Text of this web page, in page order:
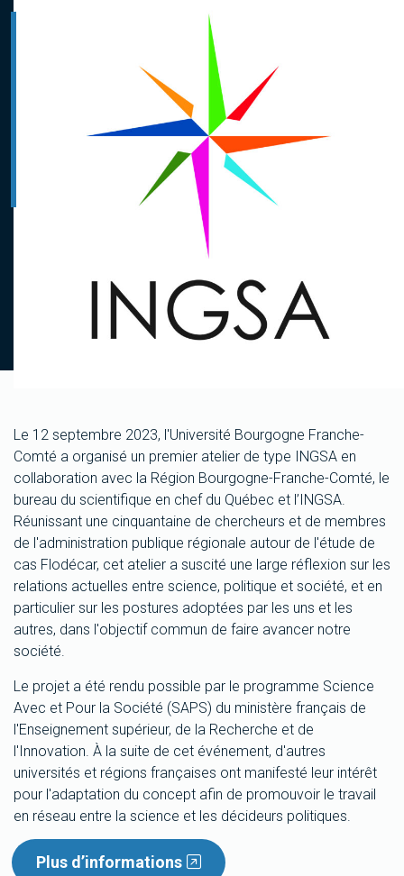
Le 12 septembre 2023, l'Université Bourgogne Franche-
Comté a organisé un premier atelier de type INGSA en
collaboration avec la Région Bourgogne-Franche-Comté, le
bureau du scientifique en chef du Québec et l’INGSA.
Réunissant une cinquantaine de chercheurs et de membres
de l'administration publique régionale autour de l'étude de
cas Flodécar, cet atelier a suscité une large réflexion sur les
relations actuelles entre science, politique et société, et en
particulier sur les postures adoptées par les uns et les
autres, dans l'objectif commun de faire avancer notre
société.
Le projet a été rendu possible par le programme Science
Avec et Pour la Société (SAPS) du ministère français de
l'Enseignement supérieur, de la Recherche et de
l'Innovation. À la suite de cet événement, d'autres
universités et régions françaises ont manifesté leur intérêt
pour l'adaptation du concept afin de promouvoir le travail
en réseau entre la science et les décideurs politiques.
Plus d’informations